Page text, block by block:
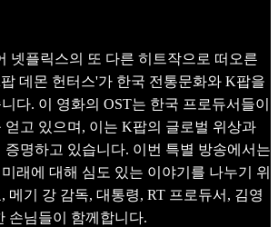
넷플릭스의 또 다른 히트작으로 떠오른
데몬 헌터스'가 한국 전통문화와 K팝을
다. 이 영화의 OST는 한국 프로듀서들이
얻고 있으며, 이는 K팝의 글로벌 위상과
증명하고 있습니다. 이번 특별 방송에서는
래에 대해 심도 있는 이야기를 나누기 위
메기 강 감독, 대통령, RT 프로듀서, 김영
손님들이 함께합니다.